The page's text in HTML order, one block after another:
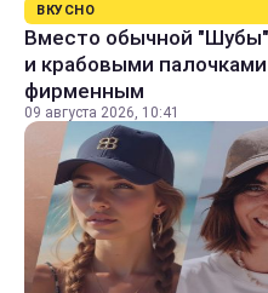
ВКУСНО
Вместо обычной
и крабовыми
фирменным
09 августа 2026, 10:41